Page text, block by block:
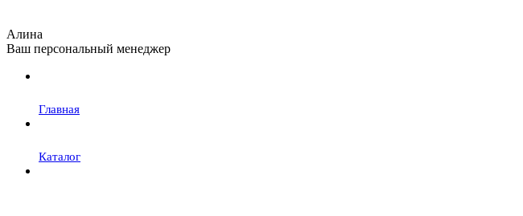
Алина
Ваш персональный менеджер
Главная
Каталог